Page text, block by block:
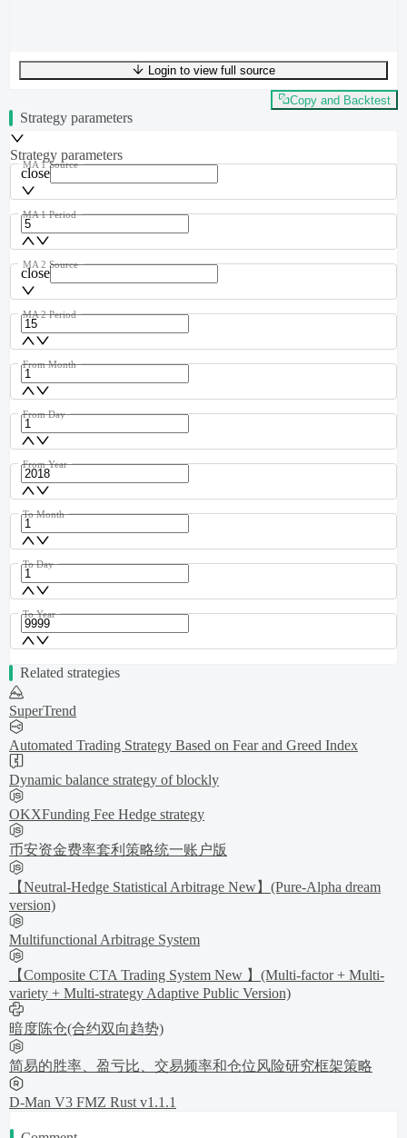
UTF-8416 bytes56 words0 linesLn 1,Col 0
Login to view full source
Copy and Backtest
Strategy parameters
Strategy parameters
close
MA 1 Source
MA 1 Period
close
MA 2 Source
MA 2 Period
From Month
From Day
From Year
To Month
To Day
To Year
Related strategies
SuperTrend
Automated Trading Strategy Based on Fear and Greed Index
Dynamic balance strategy of blockly
OKXFunding Fee Hedge strategy
币安资金费率套利策略统一账户版
【Neutral-Hedge Statistical Arbitrage New】(Pure-Alpha dream
version)
Multifunctional Arbitrage System
【Composite CTA Trading System New 】(Multi-factor + Multi-
variety + Multi-strategy Adaptive Public Version)
暗度陈仓(合约双向趋势)
简易的胜率、盈亏比、交易频率和仓位风险研究框架策略
D-Man V3 FMZ Rust v1.1.1